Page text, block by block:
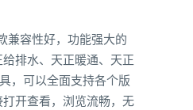
兼容性好，功能强大的
排水、天正暖通、天正
，可以全面支持各个版
开查看，浏览流畅，无